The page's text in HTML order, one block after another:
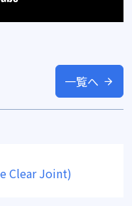
一覧へ
Clear Joint)